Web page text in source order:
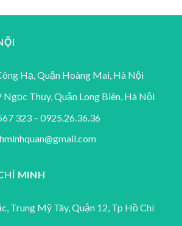
Hạ, Quận Hoàng Mai, Hà Nội
Ngọc Thụy, Quận Long Biên, Hà Nội
323 – 0925.26.36.36
MINH
Trung Mỹ Tây, Quận 12, Tp Hồ Chí